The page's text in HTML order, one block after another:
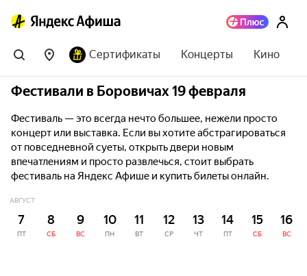
Сертификаты Концерты Кино
Фестивали в Боровичах 19 февраля
Фестиваль — это всегда нечто большее, нежели просто
концерт или выставка. Если вы хотите абстрагироваться
от повседневной суеты, открыть двери новым
впечатлениям и просто развлечься, стоит выбрать
фестиваль на Яндекс Афише и купить билеты онлайн.
АВГУСТ
7
ПТ
8
СБ
9
ВС
10
ПН
11
ВТ
12
СР
13
ЧТ
14
ПТ
15
СБ
16
ВС